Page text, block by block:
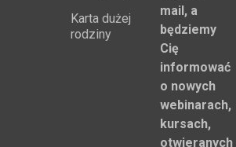
Karta dużej
rodziny
mail, a
będziemy
Cię
informować
o nowych
webinarach,
kursach,
otwieranych